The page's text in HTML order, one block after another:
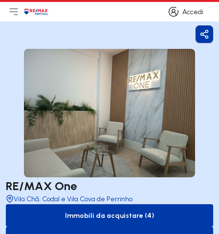
Accedi
Accedi
Apri il menu principale
LogoVai alla homepage
RE/MAX One
Vila Chã, Codal e Vila Cova de Perrinho
to-buy-listing
Immobili da acquistare (4)